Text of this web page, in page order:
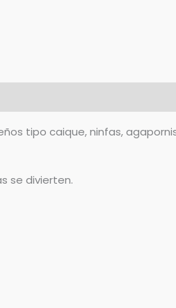
tipo caique, ninfas,
se divierten.